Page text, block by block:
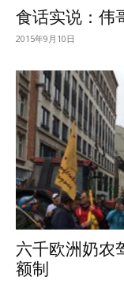
食话实说：伟
2015年9月10日
六千欧洲奶农
额制